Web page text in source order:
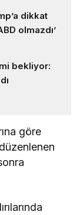
dikkat
olmazdı’
bekliyor:
göre